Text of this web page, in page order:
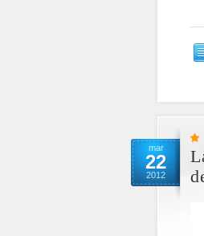
mar
22
2012